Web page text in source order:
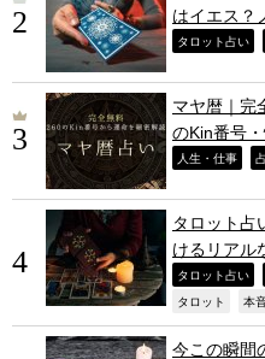
はイエス？
タロット占い
マヤ暦｜完
のKin番号
人生・仕事
タロット占
けるリアル
タロット占い
タロット 本
今この瞬間